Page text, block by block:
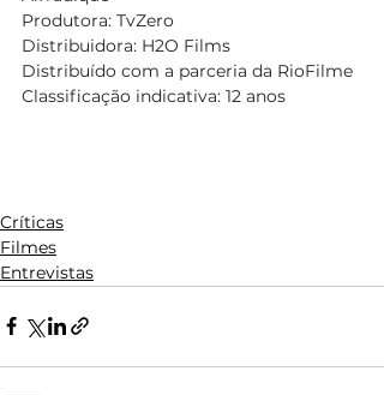
Produtora: TvZero
Distribuidora: H2O Films
Distribuído com a parceria da RioFilme
Classificação indicativa: 12 anos
Críticas
Filmes
Entrevistas